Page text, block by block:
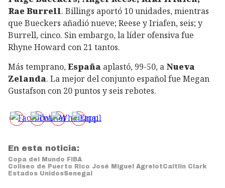
Rae Burrell. Billings aportó 10 unidades, mientras
que Bueckers añadió nueve; Reese y Iriafen, seis; y
Burrell, cinco. Sin embargo, la líder ofensiva fue
Rhyne Howard con 21 tantos.
Más temprano,España aplastó, 99-50, a Nueva
Zelanda. La mejor del conjunto español fue Megan
Gustafson con 20 puntos y seis rebotes.
En esta noticia:
Copa del Mundo FIBA
Coliseo de Puerto Rico José Miguel AgrelotCaitlin Clark
Estados UnidosSenegal